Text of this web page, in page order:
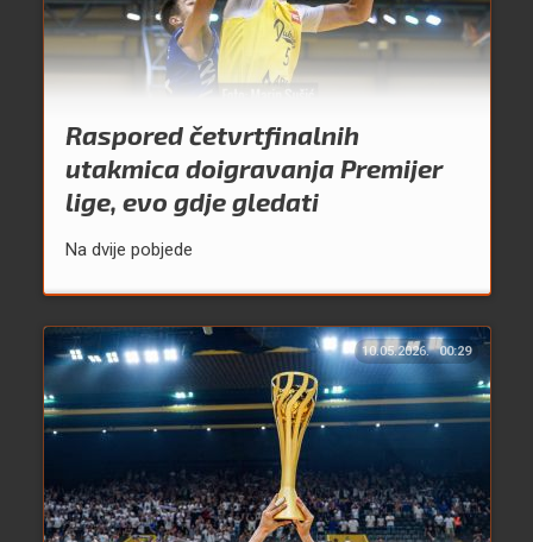
Raspored četvrtfinalnih
utakmica doigravanja Premijer
lige, evo gdje gledati
Na dvije pobjede
10.05.2026. 00:29